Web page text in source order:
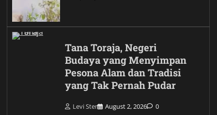
Tana Toraja, Negeri
Budaya yang Menyimpan
Pesona Alam dan Tradisi
yang Tak Pernah Pudar
Levi Ster August 2, 2026 0